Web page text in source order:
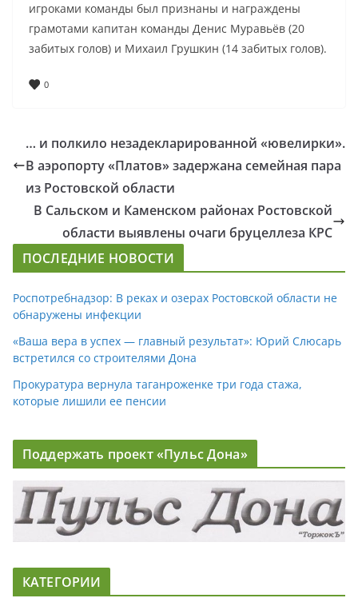
игроками команды был признаны и награждены
грамотами капитан команды Денис Муравьёв (20
забитых голов) и Михаил Грушкин (14 забитых голов).
0
… и полкило незадекларированной «ювелирки».
В аэропорту «Платов» задержана семейная пара
из Ростовской области
В Сальском и Каменском районах Ростовской
области выявлены очаги бруцеллеза КРС
ПОСЛЕДНИЕ НОВОСТИ
Роспотребнадзор: В реках и озерах Ростовской области не
обнаружены инфекции
«Ваша вера в успех — главный результат»: Юрий Слюсарь
встретился со строителями Дона
Прокуратура вернула таганроженке три года стажа,
которые лишили ее пенсии
Поддержать проект «Пульс Дона»
КАТЕГОРИИ